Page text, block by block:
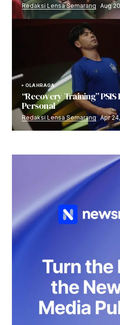
Redaksi Lensa Semarang Aug
OLAHRAGA
“Recovery Training”
Personal
Redaksi Lensa Semarang Apr